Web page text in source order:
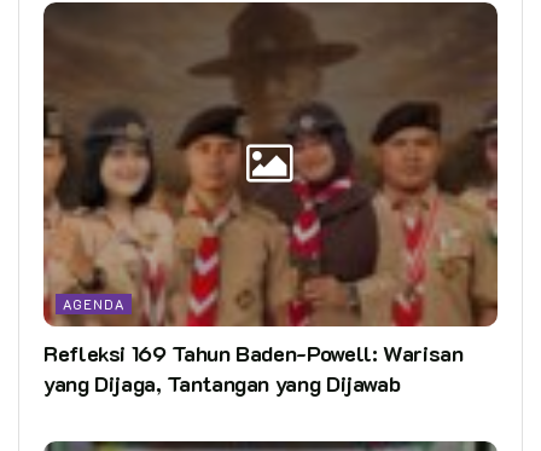
AGENDA
Refleksi 169 Tahun Baden-Powell: Warisan
yang Dijaga, Tantangan yang Dijawab